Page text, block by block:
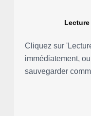
Cliquez sur
immédiatement,
sauvegarder